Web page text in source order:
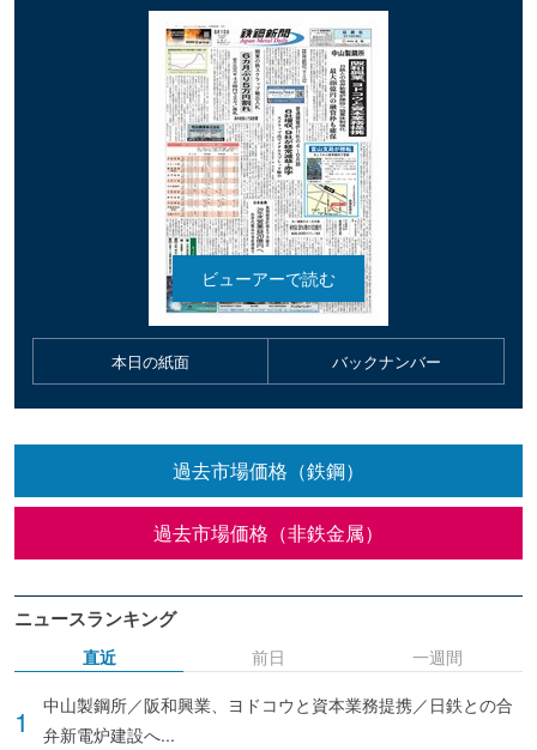
本日の紙面 バックナンバー
過去市場価格（鉄鋼）
過去市場価格（非鉄金属）
ニュースランキング
直近
中山製鋼所／阪和興業、ヨドコウと資本業務提携／日鉄との合
弁新電炉建設へ...
前日 一週間